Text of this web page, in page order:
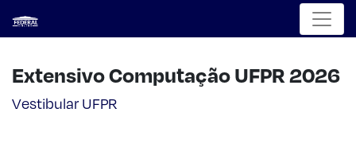
Menu
Extensivo Computação UFPR 2026
Vestibular UFPR